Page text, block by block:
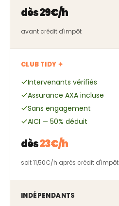
dès 29€/h
avant crédit d'impôt
CLUB TIDY ✦
Intervenants vérifiés
Assurance AXA incluse
Sans engagement
AICI — 50% déduit
dès23€/h
soit 11,50€/h après crédit d'impôt
INDÉPENDANTS